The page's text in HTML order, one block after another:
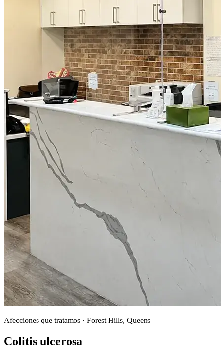
Afecciones que tratamos · Forest Hills, Queens
Colitis ulcerosa